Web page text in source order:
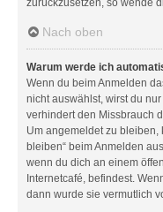
zurückzusetzen, so wende
Nach oben
Warum werde ich
Wenn du beim Anmelden
nicht auswählst, wirst du
verhindert den Missbrauch
Um angemeldet zu bleiben,
bleiben“ beim Anmelden
wenn du dich an einem
Internetcafé, befindest.
dann wurde sie vermutlich